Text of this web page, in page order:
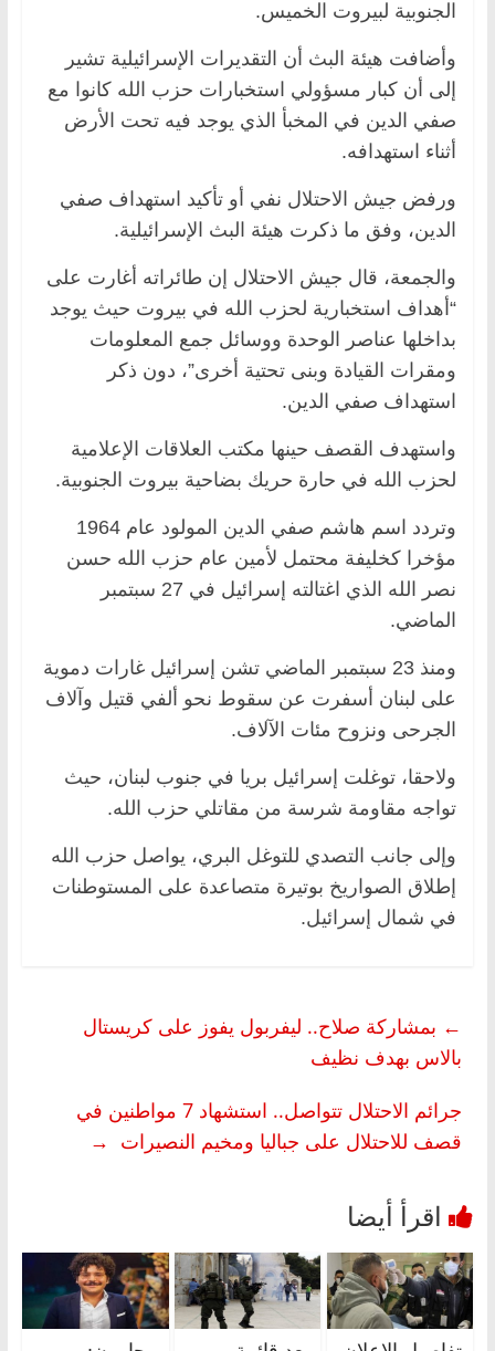
الجنوبية لبيروت الخميس.
وأضافت هيئة البث أن التقديرات الإسرائيلية تشير
إلى أن كبار مسؤولي استخبارات حزب الله كانوا مع
صفي الدين في المخبأ الذي يوجد فيه تحت الأرض
أثناء استهدافه.
ورفض جيش الاحتلال نفي أو تأكيد استهداف صفي
الدين، وفق ما ذكرت هيئة البث الإسرائيلية.
والجمعة، قال جيش الاحتلال إن طائراته أغارت على
“أهداف استخبارية لحزب الله في بيروت حيث يوجد
بداخلها عناصر الوحدة ووسائل جمع المعلومات
ومقرات القيادة وبنى تحتية أخرى”، دون ذكر
استهداف صفي الدين.
واستهدف القصف حينها مكتب العلاقات الإعلامية
لحزب الله في حارة حريك بضاحية بيروت الجنوبية.
وتردد اسم هاشم صفي الدين المولود عام 1964
مؤخرا كخليفة محتمل لأمين عام حزب الله حسن
نصر الله الذي اغتالته إسرائيل في 27 سبتمبر
الماضي.
ومنذ 23 سبتمبر الماضي تشن إسرائيل غارات دموية
على لبنان أسفرت عن سقوط نحو ألفي قتيل وآلاف
الجرحى ونزوح مئات الآلاف.
ولاحقا، توغلت إسرائيل بريا في جنوب لبنان، حيث
تواجه مقاومة شرسة من مقاتلي حزب الله.
وإلى جانب التصدي للتوغل البري، يواصل حزب الله
إطلاق الصواريخ بوتيرة متصاعدة على المستوطنات
في شمال إسرائيل.
← بمشاركة صلاح.. ليفربول يفوز على كريستال
بالاس بهدف نظيف
جرائم الاحتلال تتواصل.. استشهاد 7 مواطنين في
قصف للاحتلال على جباليا ومخيم النصيرات →